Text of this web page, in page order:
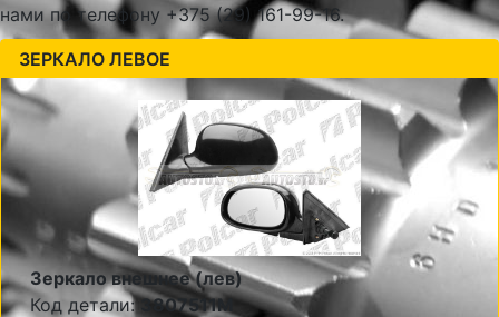
нами по телефону +375 (29) 161-99-16.
ЗЕРКАЛО ЛЕВОЕ
Зеркало внешнее (лев)
Код детали: 3807511M